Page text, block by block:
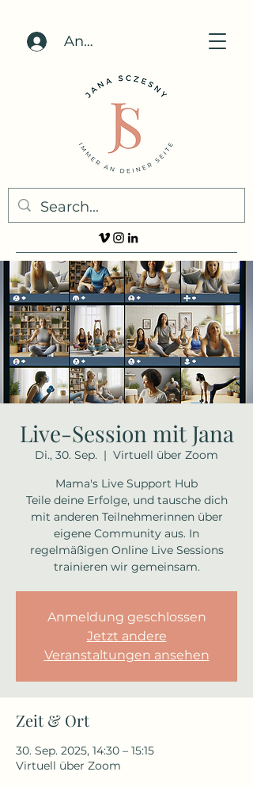
Anmelden
Live-Session mit Jana
Di., 30. Sep.
  |
Virtuell über Zoom
Mama's Live Support Hub
Teile deine Erfolge, und tausche dich
mit anderen Teilnehmerinnen über
eigene Community aus. In
regelmäßigen Online Live Sessions
trainieren wir gemeinsam.
Anmeldung geschlossen
Jetzt andere
Veranstaltungen ansehen
Zeit & Ort
30. Sep. 2025, 14:30 – 15:15
Virtuell über Zoom